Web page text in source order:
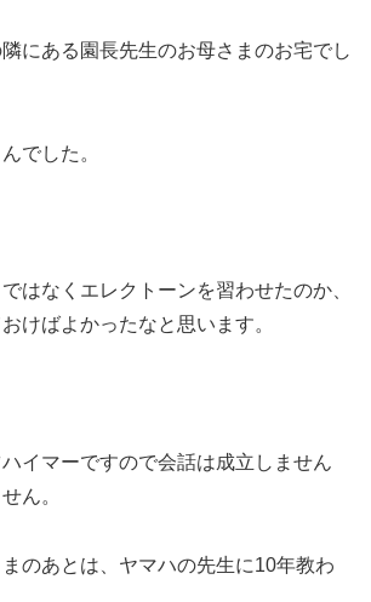
にある園長先生のお母さまのお宅でし
でした。
はなくエレクトーンを習わせたのか、
けばよかったなと思います。
イマーですので会話は成立しません
ん。
のあとは、ヤマハの先生に10年教わ